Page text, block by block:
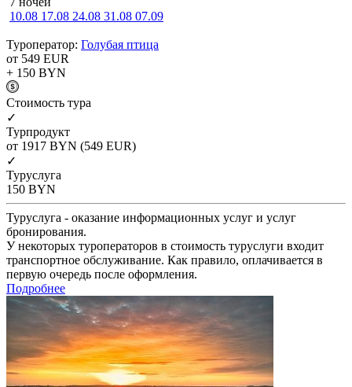
10.08 17.08 24.08 31.08 07.09
Туроператор: Голубая птица
от 549 EUR
+ 150 BYN
Cтоимость тура
✓
Турпродукт
от 1917 BYN (549 EUR)
✓
Туруслуга
150 BYN
Туруслуга - оказание информационных услуг и услуг
бронирования.
У некоторых туроператоров в стоимость туруслуги входит
транспортное обслуживание. Как правило, оплачивается в
первую очередь после оформления.
Подробнее